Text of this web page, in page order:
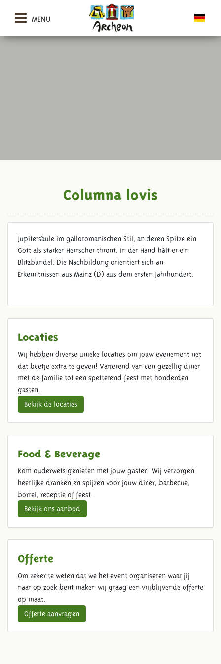
MENU
COLUMNA LOVIS
Columna lovis
Jupitersäule im galloromanischen Stil, an deren Spitze ein
Gott als starker Herrscher thront. In der Hand hält er ein
Blitzbündel. Die Nachbildung orientiert sich an
Erkenntnissen aus Mainz (D) aus dem ersten Jahrhundert.
Locaties
Wij hebben diverse unieke locaties om jouw evenement net
dat beetje extra te geven! Variërend van een gezellig diner
met de familie tot een spetterend feest met honderden
gasten.
Bekijk de locaties
Food & Beverage
Kom ouderwets genieten met jouw gasten. Wij verzorgen
heerlijke dranken en spijzen voor jouw diner, barbecue,
borrel, receptie of feest.
Bekijk ons aanbod
Offerte
Om zeker te weten dat we het event organiseren waar jij
naar op zoek bent maken wij graag een vrijblijvende offerte
op maat.
Offerte aanvragen